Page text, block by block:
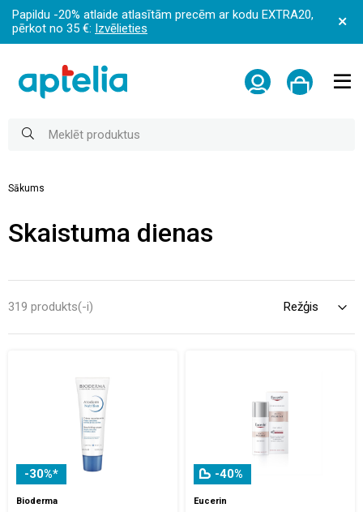
Papildu -20% atlaide atlasītām precēm ar kodu EXTRA20,
pērkot no 35 €: Izvēlieties
Sākums
Skaistuma dienas
319 produkts(-i)
-30%*
Bioderma
-40%
Eucerin